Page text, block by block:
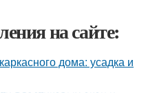
на сайте:
дома: усадка и